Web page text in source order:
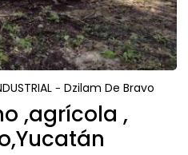
Dzilam De Bravo
,agrícola ,